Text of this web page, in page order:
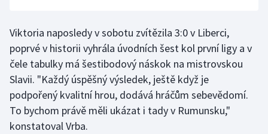
Sportovní střelba
Stolní tenis
Triatlon
Veslování
Viktoria naposledy v sobotu zvítězila 3:0 v Liberci,
poprvé v historii vyhrála úvodních šest kol první ligy a v
čele tabulky má šestibodový náskok na mistrovskou
Slavii. "Každý úspěšný výsledek, ještě když je
podpořený kvalitní hrou, dodává hráčům sebevědomí.
To bychom právě měli ukázat i tady v Rumunsku,"
konstatoval Vrba.